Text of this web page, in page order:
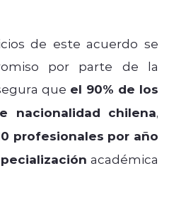
de este acuerdo se
por parte de la
que el 90% de los
nacionalidad chilena,
profesionales por año
académica